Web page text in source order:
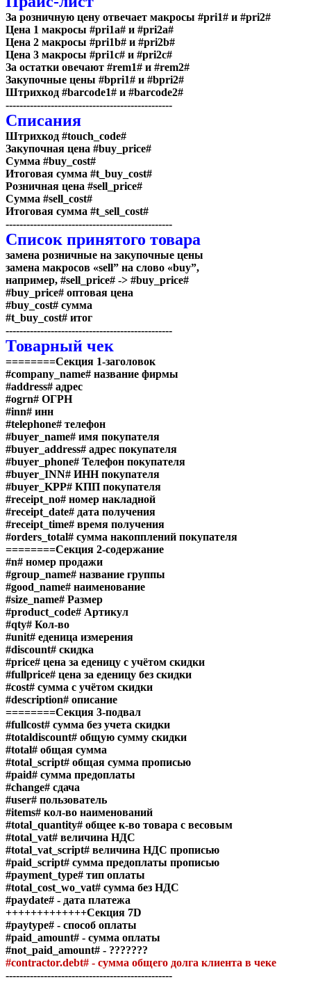
За розничную цену отвечает макросы #pri1# и #pri2#
Цена 1 макросы #pri1a# и #pri2a#
Цена 2 макросы #pri1b# и #pri2b#
Цена 3 макросы #pri1c# и #pri2c#
За остатки овечают #rem1# и #rem2#
Закупочные цены #bpri1# и #bpri2#
Штрихкод #barcode1# и #barcode2#
------------------------------------------------
Списания
Штрихкод #touch_code#
Закупочная цена #buy_price#
Сумма #buy_cost#
Итоговая сумма #t_buy_cost#
Розничная цена #sell_price#
Сумма #sell_cost#
Итоговая сумма #t_sell_cost#
------------------------------------------------
Список принятого товара
замена розничные на закупочные цены
замена макросов «sell” на слово «buy”,
например, #sell_price# -> #buy_price#
#buy_price# оптовая цена
#buy_cost# сумма
#t_buy_cost# итог
------------------------------------------------
Товарный чек
========Секция 1-заголовок
#company_name# название фирмы
#address# адрес
#ogrn# ОГРН
#inn# инн
#telephone# телефон
#buyer_name# имя покупателя
#buyer_address# адрес покупателя
#buyer_phone# Телефон покупателя
#buyer_INN# ИНН покупателя
#buyer_KPP# КПП покупателя
#receipt_no# номер накладной
#receipt_date# дата получения
#receipt_time# время получения
#orders_total# сумма накопплений покупателя
========Секция 2-содержание
#n# номер продажи
#group_name# название группы
#good_name# наименование
#size_name# Размер
#product_code# Артикул
#qty# Кол-во
#unit# еденица измерения
#discount# скидка
#price# цена за еденицу с учётом скидки
#fullprice# цена за еденицу без скидки
#cost# сумма с учётом скидки
#description# описание
========Секция 3-подвал
#fullcost# сумма без учета скидки
#totaldiscount# общую сумму скидки
#total# общая сумма
#total_script# общая сумма прописью
#paid# сумма предоплаты
#change# сдача
#user# пользователь
#items# кол-во наименований
#total_quantity# общее к-во товара с весовым
#total_vat# величина НДС
#total_vat_script# величина НДС прописью
#paid_script# сумма предоплаты прописью
#payment_type# тип оплаты
#total_cost_wo_vat# сумма без НДС
#paydate# - дата платежа
+++++++++++++Секция 7D
#paytype# - способ оплаты
#paid_amount# - сумма оплаты
#not_paid_amount# - ???????
#contractor.debt# - сумма общего долга клиента в чеке
------------------------------------------------